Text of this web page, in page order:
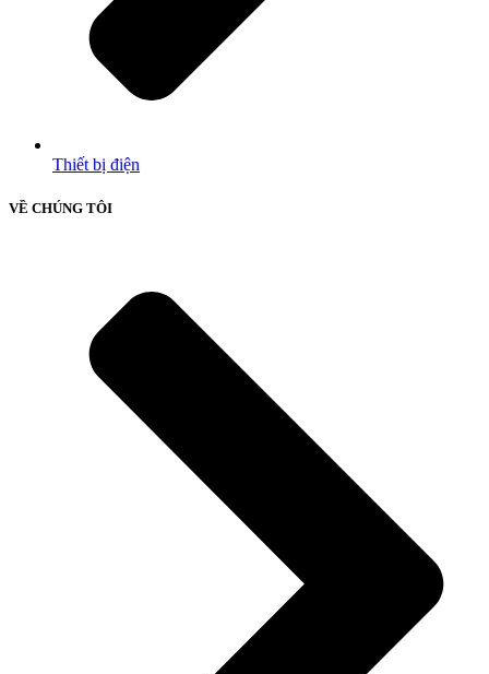
Thiết bị điện
VỀ CHÚNG TÔI